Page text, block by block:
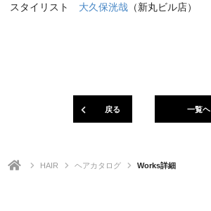
スタイリスト 大久保洸哉 （新丸ビル店）
戻る 一覧ヘ
HAIR ヘアカタログ Works詳細